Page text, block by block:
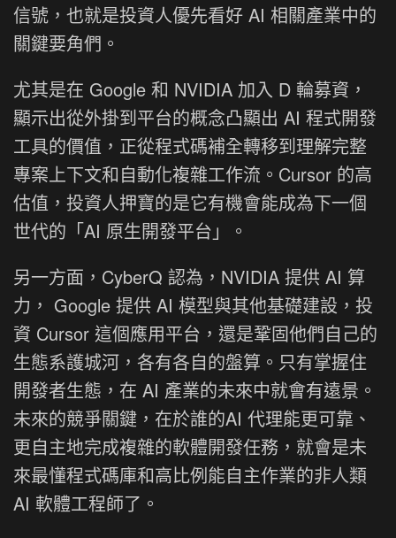
信號，也就是投資人優先看好 AI 相關產業中的
關鍵要角們。
尤其是在 Google 和 NVIDIA 加入 D 輪募資，
顯示出從外掛到平台的概念凸顯出 AI 程式開發
工具的價值，正從程式碼補全轉移到理解完整
專案上下文和自動化複雜工作流。Cursor 的高
估值，投資人押寶的是它有機會能成為下一個
世代的「AI 原生開發平台」。
另一方面，CyberQ 認為，NVIDIA 提供 AI 算
力， Google 提供 AI 模型與其他基礎建設，投
資 Cursor 這個應用平台，還是鞏固他們自己的
生態系護城河，各有各自的盤算。只有掌握住
開發者生態，在 AI 產業的未來中就會有遠景。
未來的競爭關鍵，在於誰的AI 代理能更可靠、
更自主地完成複雜的軟體開發任務，就會是未
來最懂程式碼庫和高比例能自主作業的非人類
AI 軟體工程師了。